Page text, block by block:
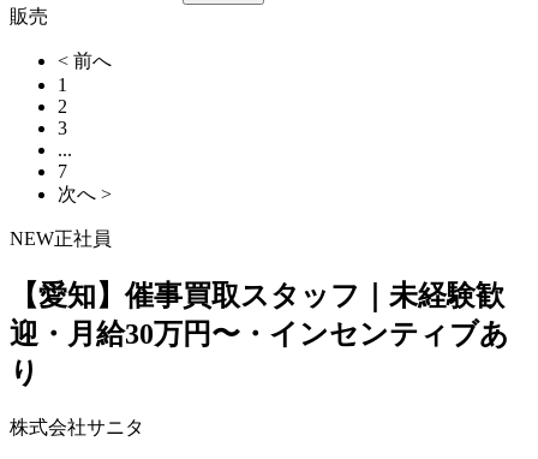
販売
< 前へ
1
2
3
...
7
次へ >
NEW正社員
【愛知】催事買取スタッフ｜未経験歓
迎・月給30万円〜・インセンティブあ
り
株式会社サニタ